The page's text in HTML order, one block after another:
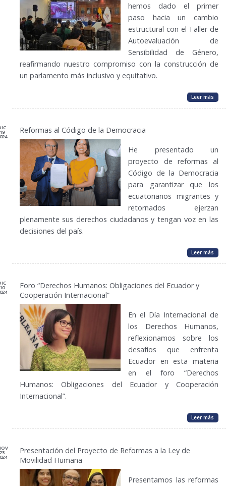
hemos dado el primer
paso hacia un cambio
estructural con el Taller de
Autoevaluación de
Sensibilidad de Género,
reafirmando nuestro compromiso con la construcción de
un parlamento más inclusivo y equitativo.
Leer más
19 Reformas al Código de la Democracia
He presentado un
proyecto de reformas al
Código de la Democracia
para garantizar que los
ecuatorianos migrantes y
retornados ejerzan
plenamente sus derechos ciudadanos y tengan voz en las
decisiones del país.
Leer más
10
Foro “Derechos Humanos: Obligaciones del Ecuador y
Cooperación Internacional”
En el Día Internacional de
los Derechos Humanos,
reflexionamos sobre los
desafíos que enfrenta
Ecuador en esta materia
en el foro “Derechos
Humanos: Obligaciones del Ecuador y Cooperación
Internacional”.
Leer más
23
Presentación del Proyecto de Reformas a la Ley de
Movilidad Humana
Presentamos las reformas